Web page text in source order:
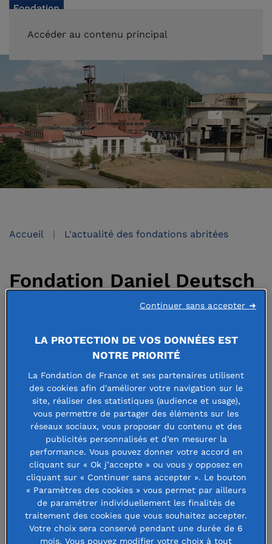
Accéder au contenu principal
Accueil L'actualité des fondations abritées
Fondation Daniel Deutsch
: faire vivre la mémoire de
24 septembre 2025
Créée en 2015, la Fondation Daniel
Deutsch est entièrement dédiée au
rayonnement du patrimoine industriel
des Mines de Wendel, haut- lieu de
l’extraction charbonnière en Lorraine.
LA PROTECTION DE VOS DONNÉES EST
NOTRE PRIORITÉ
La Fondation de France et ses partenaires utilisent
des cookies afin d'améliorer votre navigation sur le
site, réaliser des statistiques (audience et usage),
vous permettre de partager des éléments sur les
réseaux sociaux, vous proposer du contenu et des
publicités personnalisés et d’en mesurer la
performance. Vous pouvez donner votre accord en
cliquant sur « Ok j’accepte » ou vous y opposez en
cliquant sur « Continuer sans accepter ». Le bouton
« Paramètres des cookies » vous permet par ailleurs
de paramétrer individuellement les finalités de
traitement des cookies que vous souhaitez accepter.
Votre choix sera conservé pendant une durée de 6
mois. Vous pouvez modifier votre choix à tout
Continuer sans accepter ➜